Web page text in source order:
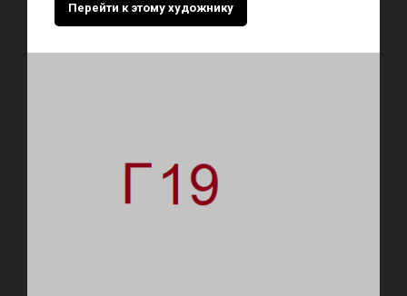
Перейти к этому художнику